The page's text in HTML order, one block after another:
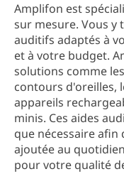
Amplifon est
sur mesure. Vous y
auditifs adaptés à
et à votre budget.
solutions comme
contours d'oreilles,
appareils
minis. Ces aides
que nécessaire afin
ajoutée au
pour votre qualité